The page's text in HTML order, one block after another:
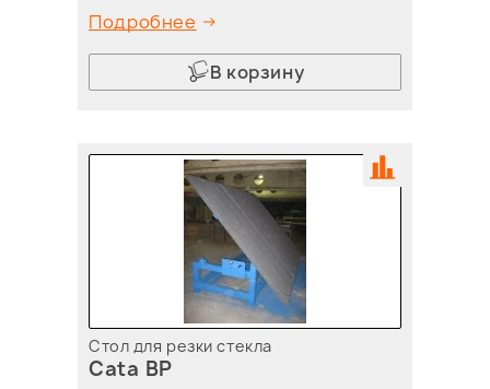
Подробнее
В корзину
Стол для резки стекла
Cata BP